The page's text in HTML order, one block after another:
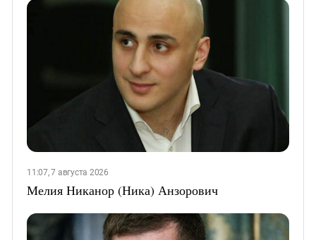
11:07, 7 августа 2026
Мелия Никанор (Ника) Анзорович